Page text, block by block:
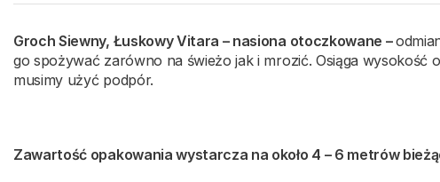
Groch Siewny, Łuskowy Vitara – nasiona otoczkowane –
go spożywać zarówno na świeżo jak i mrozić. Osiąga
musimy użyć podpór.
Zawartość opakowania wystarcza na około 4 – 6 metrów